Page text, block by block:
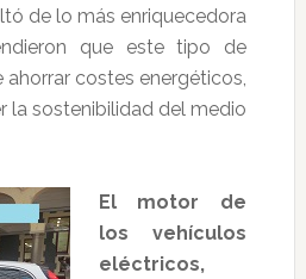
de lo más enriquecedora
que este tipo de
costes energéticos,
la sostenibilidad del medio
El motor de
los vehículos
eléctricos,